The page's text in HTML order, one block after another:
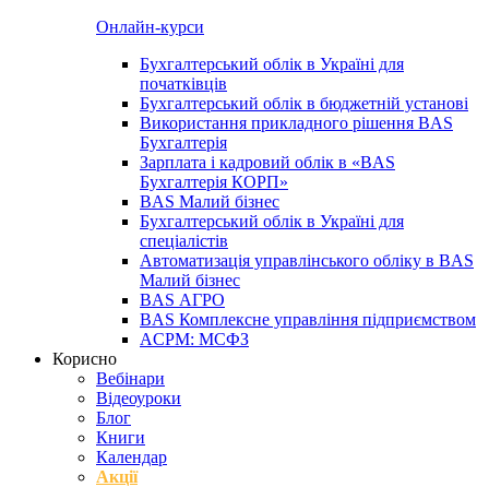
Онлайн-курси
Бухгалтерський облік в Україні для
початківців
Бухгалтерський облік в бюджетній установі
Використання прикладного рішення BAS
Бухгалтерія
Зарплата і кадровий облік в «BAS
Бухгалтерія КОРП»
BAS Малий бізнес
Бухгалтерський облік в Україні для
спеціалістів
Автоматизація управлінського обліку в BAS
Малий бізнес
BAS АГРО
BAS Комплексне управління підприємством
ACPM: МСФЗ
Корисно
Вебінари
Відеоуроки
Блог
Книги
Календар
Акції